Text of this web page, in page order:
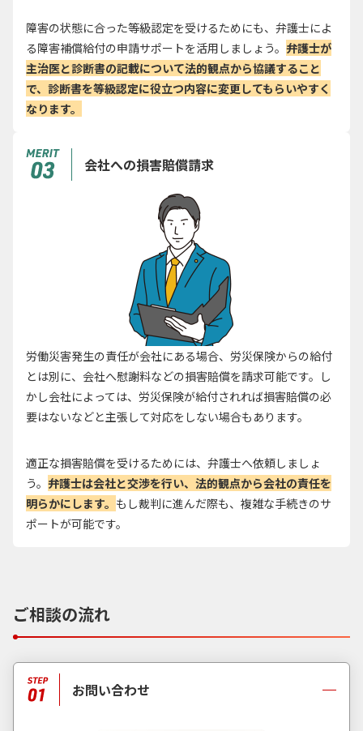
障害の状態に合った等級認定を受けるためにも、弁護士によ
る障害補償給付の申請サポートを活用しましょう。 弁護士が
主治医と診断書の記載について法的観点から協議すること
で、診断書を等級認定に役立つ内容に変更してもらいやすく
なります。
会社への損害賠償請求
労働災害発生の責任が会社にある場合、労災保険からの給付
とは別に、会社へ慰謝料などの損害賠償を請求可能です。し
かし会社によっては、労災保険が給付されれば損害賠償の必
要はないなどと主張して対応をしない場合もあります。
適正な損害賠償を受けるためには、弁護士へ依頼しましょ
う。 弁護士は会社と交渉を行い、法的観点から会社の責任を
明らかにします。 もし裁判に進んだ際も、複雑な手続きのサ
ポートが可能です。
ご相談の流れ
お問い合わせ